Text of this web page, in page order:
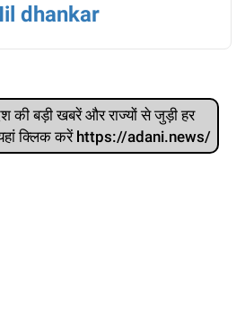
dhankar
की बड़ी खबरें और राज्‍यों से जुड़ी हर
क्लिक करें https://adani.news/